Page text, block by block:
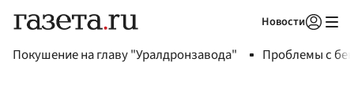
Новости
Покушение на главу "Уралдронзавода" Проблемы с